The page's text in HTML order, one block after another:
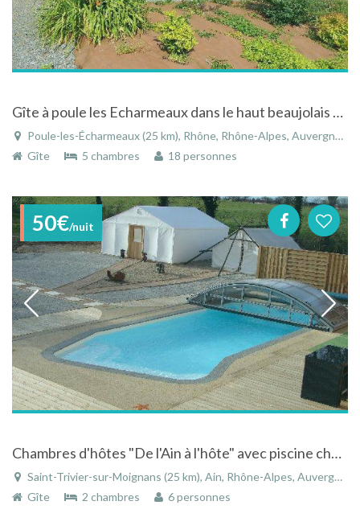
Gîte à poule les Echarmeaux dans le haut beaujolais en région rhône alpes avec spa et vue dégagée
Poule-les-Écharmeaux (25 km), Rhône, Rhône-Alpes, Auvergne-Rhône-Alpes, France
Gîte
5 chambres 18 personnes
50€/nuit
Chambres d'hôtes "De l'Ain à l'hôte" avec piscine chauffée couverte spa sauna centre bien-être
Saint-Trivier-sur-Moignans (25 km), Ain, Rhône-Alpes, Auvergne-Rhône-Alpes, France
Gîte
2 chambres 6 personnes